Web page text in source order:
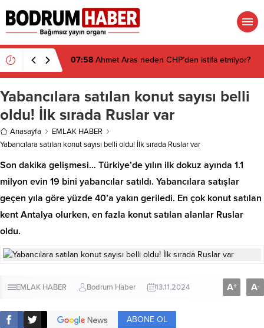
07:58 Ahmet Aras neden CHP’den istifa etmiyor?
Yabancılara satılan konut sayısı belli
oldu! İlk sırada Ruslar var
Anasayfa
EMLAK HABER
Yabancılara satılan konut sayısı belli oldu! İlk sırada Ruslar var
Son dakika gelişmesi… Türkiye’de yılın ilk dokuz ayında 1.1
milyon evin 19 bini yabancılar satıldı. Yabancılara satışlar
geçen yıla göre yüzde 40’a yakın geriledi. En çok konut satılan
kent Antalya olurken, en fazla konut satılan alanlar Ruslar
oldu.
EMLAK HABER Bodrum Haber 13.11.2024 A+ A-
ABONE OL